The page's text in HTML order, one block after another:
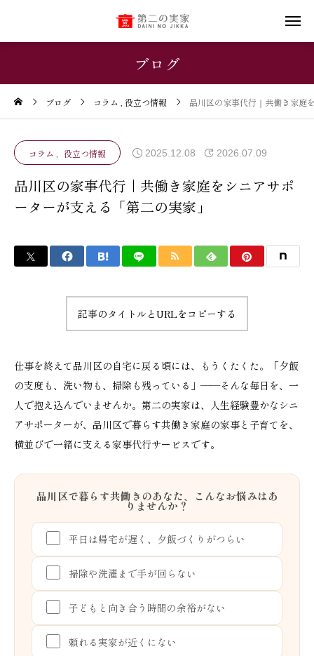
ブログ
ブログ コラム 役立つ情報 品川区の家事代行｜共働き家庭
コラム 役立つ情報 2025.12.08 2026.07.09
品川区の家事代行｜共働き家庭をシニアサポ
ーターが支える「第二の実家」
記事のタイトルとURLをコピーする
仕事を終えて品川区の自宅に戻る頃には、もうくたくた。「夕飯
の支度も、洗い物も、掃除も残っている」——そんな毎日を、一
人で抱え込んでいませんか。第二の実家は、人生経験豊かなシニ
アサポーターが、品川区で暮らす共働き家庭の家事と子育てを、
横並びで一緒に支える家事代行サービスです。
品川区で暮らす共働きのあなた、こんなお悩みはあ
りませんか？
平日は帰宅が遅く、夕飯づくりがつらい
掃除や洗濯まで手が回らない
子どもと向き合う時間の余裕がない
頼れる実家が近くにない